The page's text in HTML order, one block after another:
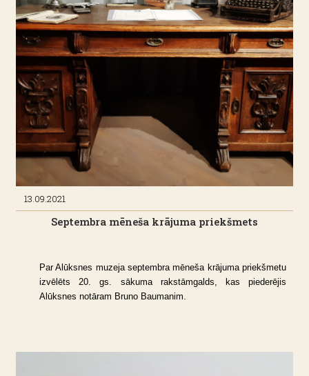
13.09.2021
Septembra mēneša krājuma priekšmets
Par Alūksnes muzeja septembra mēneša krājuma priekšmetu
izvēlēts 20. gs. sākuma rakstāmgalds, kas piederējis
Alūksnes notāram Bruno Baumanim.